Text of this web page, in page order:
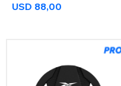
USD 88,00